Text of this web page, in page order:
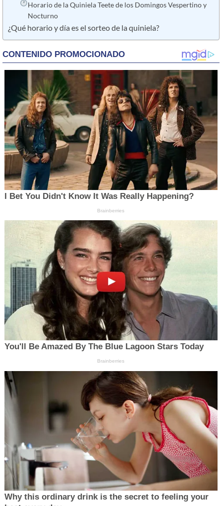
Horario de la Quiniela Teete de los Domingos Vespertino y
Nocturno
¿Qué horario y día es el sorteo de la quiniela?